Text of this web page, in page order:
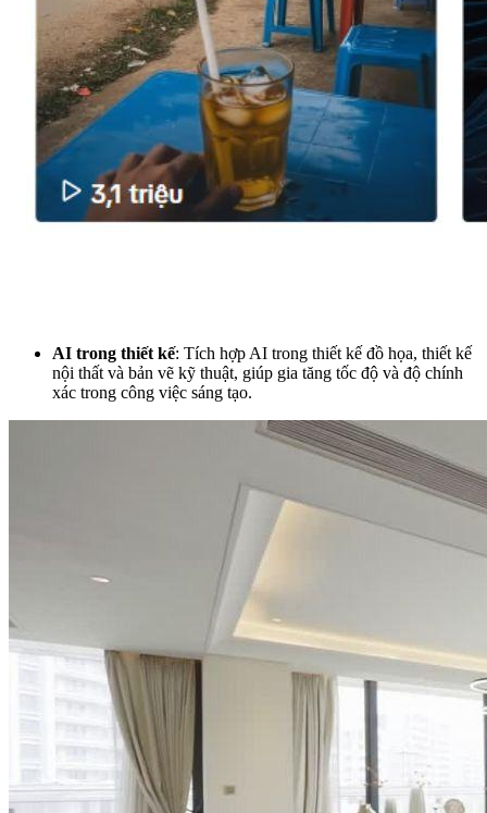
AI trong thiết kế: Tích hợp AI trong thiết kế đồ họa, thiết kế
nội thất và bản vẽ kỹ thuật, giúp gia tăng tốc độ và độ chính
xác trong công việc sáng tạo.